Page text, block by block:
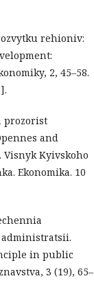
rehioniv:
2, 45–58.
prozorist
and
Kyivskoho
Ekonomika. 10
in public
3 (19), 65–